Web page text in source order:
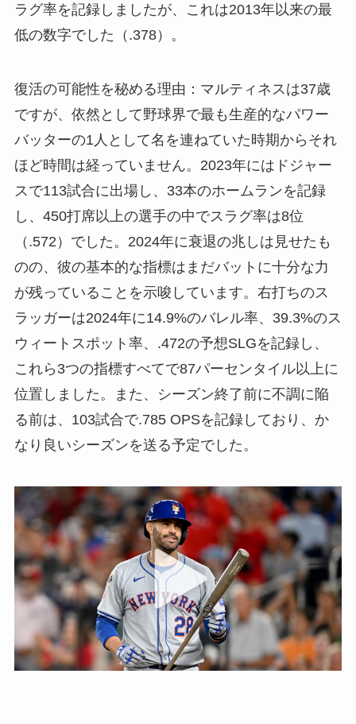
ラグ率を記録しましたが、これは2013年以来の最
低の数字でした（.378）。
復活の可能性を秘める理由：マルティネスは37歳
ですが、依然として野球界で最も生産的なパワー
バッターの1人として名を連ねていた時期からそれ
ほど時間は経っていません。2023年にはドジャー
スで113試合に出場し、33本のホームランを記録
し、450打席以上の選手の中でスラグ率は8位
（.572）でした。2024年に衰退の兆しは見せたも
のの、彼の基本的な指標はまだバットに十分な力
が残っていることを示唆しています。右打ちのス
ラッガーは2024年に14.9%のバレル率、39.3%のス
ウィートスポット率、.472の予想SLGを記録し、
これら3つの指標すべてで87パーセンタイル以上に
位置しました。また、シーズン終了前に不調に陥
る前は、103試合で.785 OPSを記録しており、か
なり良いシーズンを送る予定でした。